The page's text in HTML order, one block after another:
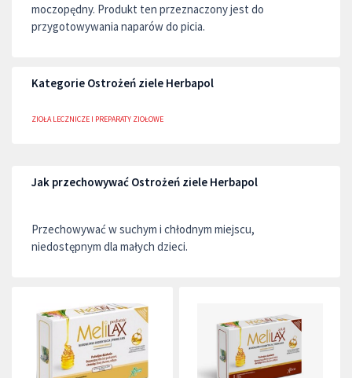
moczopędny. Produkt ten przeznaczony jest do
przygotowywania naparów do picia.
Kategorie Ostrożeń ziele Herbapol
ZIOŁA LECZNICZE I PREPARATY ZIOŁOWE
Jak przechowywać Ostrożeń ziele Herbapol
Przechowywać w suchym i chłodnym miejscu,
niedostępnym dla małych dzieci.